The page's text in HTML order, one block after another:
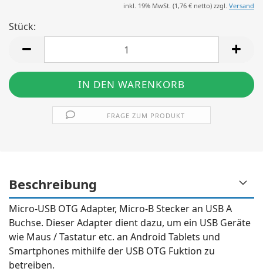
inkl. 19% MwSt. (1,76 € netto) zzgl. Versand
Stück:
FRAGE ZUM PRODUKT
Beschreibung
Micro-USB OTG Adapter, Micro-B Stecker an USB A
Buchse. Dieser Adapter dient dazu, um ein USB Geräte
wie Maus / Tastatur etc. an Android Tablets und
Smartphones mithilfe der USB OTG Fuktion zu
betreiben.